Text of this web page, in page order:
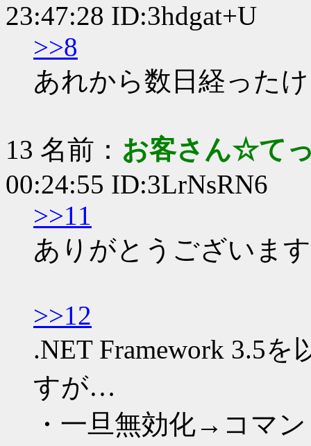
23:47:28 ID:3hdgat+U
>>8
あれから数日経った
13 名前： お客さん☆て
00:24:55 ID:3LrNsRN6
>>11
ありがとうございま
>>12
.NET Framework 3.5
すが…
・一旦無効化→コマ